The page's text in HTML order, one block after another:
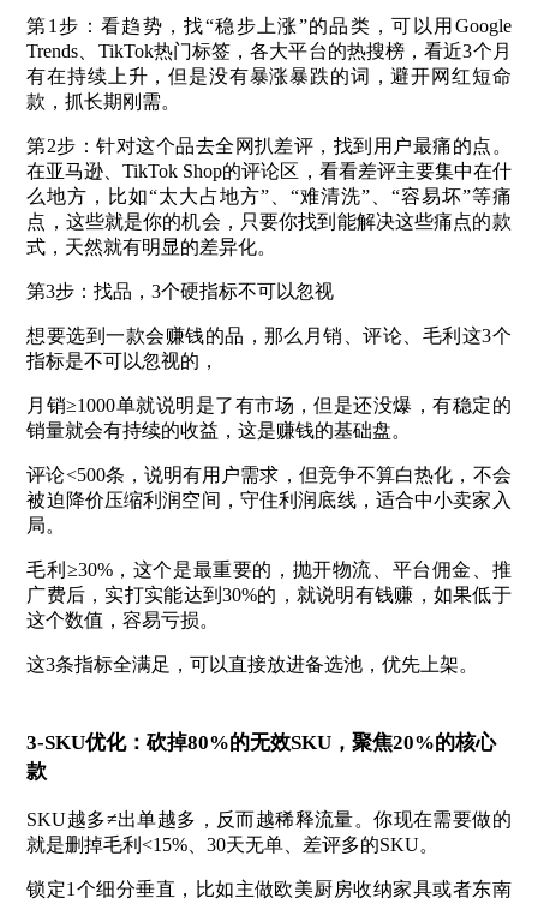
第1步：看趋势，找“稳步上涨”的品类，可以用Google
Trends、TikTok热门标签，各大平台的热搜榜，看近3个月
有在持续上升，但是没有暴涨暴跌的词，避开网红短命
款，抓长期刚需。
第2步：针对这个品去全网扒差评，找到用户最痛的点。
在亚马逊、TikTok Shop的评论区，看看差评主要集中在什
么地方，比如“太大占地方”、“难清洗”、“容易坏”等痛
点，这些就是你的机会，只要你找到能解决这些痛点的款
式，天然就有明显的差异化。
第3步：找品，3个硬指标不可以忽视
想要选到一款会赚钱的品，那么月销、评论、毛利这3个
指标是不可以忽视的，
月销≥1000单就说明是了有市场，但是还没爆，有稳定的
销量就会有持续的收益，这是赚钱的基础盘。
评论<500条，说明有用户需求，但竞争不算白热化，不会
被迫降价压缩利润空间，守住利润底线，适合中小卖家入
局。
毛利≥30%，这个是最重要的，抛开物流、平台佣金、推
广费后，实打实能达到30%的，就说明有钱赚，如果低于
这个数值，容易亏损。
这3条指标全满足，可以直接放进备选池，优先上架。
3-SKU优化：砍掉80%的无效SKU，聚焦20%的核心
款
SKU越多≠出单越多，反而越稀释流量。你现在需要做的
就是删掉毛利<15%、30天无单、差评多的SKU。
锁定1个细分垂直，比如主做欧美厨房收纳家具或者东南